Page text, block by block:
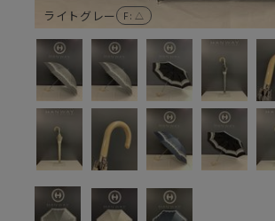
ライトグレー F : △